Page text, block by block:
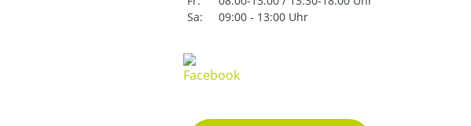
Sa:
09:00 - 13:00 Uhr